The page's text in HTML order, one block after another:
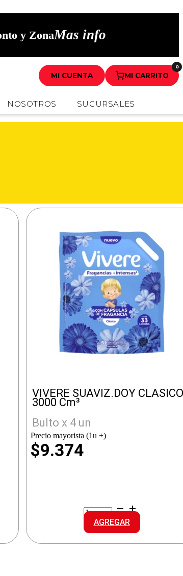
y ZonaMas info
MI CUENTA MI CARRITO
0
NOSOTROS SUCURSALES
VIVERE SUAVIZ.DOY
3000 Cm³
Bulto x 4 un
Precio mayorista (1u +)
$9.374
VIVERE
SUAVIZ.DOY
CLASICO
cantidad
AGREGAR